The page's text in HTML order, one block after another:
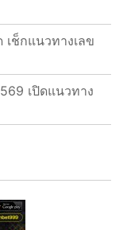
ช็กแนวทางเลข
เปิดแนวทาง